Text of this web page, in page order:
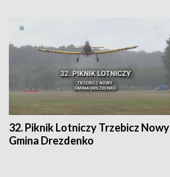
32. Piknik Lotniczy Trzebicz Nowy
Gmina Drezdenko